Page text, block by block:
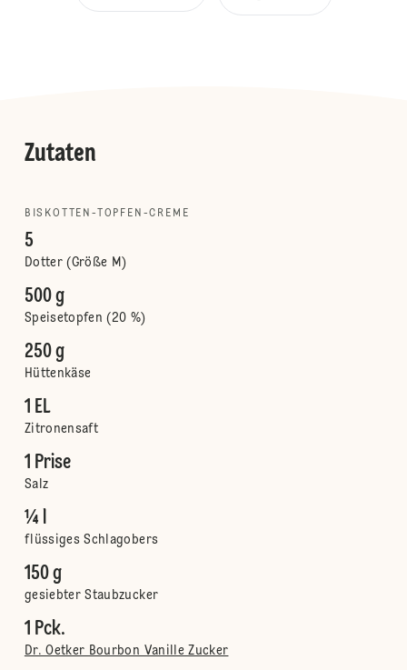
Zutaten
BISKOTTEN-TOPFEN-CREME
5
Dotter (Größe M)
500 g
Speisetopfen (20 %)
250 g
Hüttenkäse
1 EL
Zitronensaft
1 Prise
Salz
¼ l
flüssiges Schlagobers
150 g
gesiebter Staubzucker
1 Pck.
Dr. Oetker Bourbon Vanille Zucker